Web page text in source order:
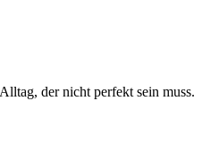
der nicht perfekt sein muss.